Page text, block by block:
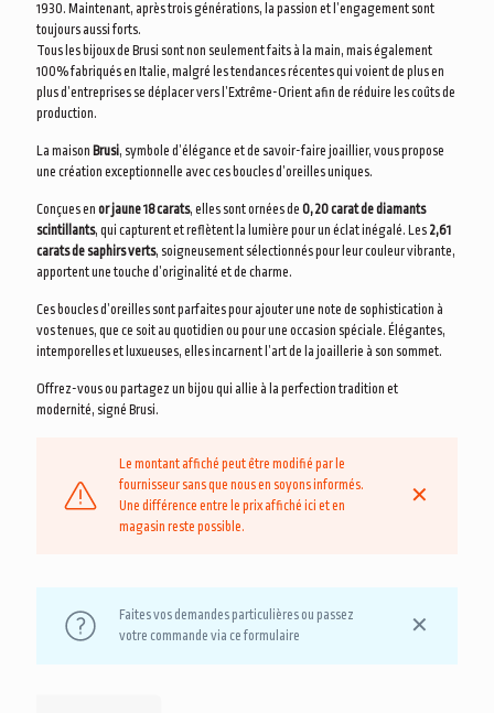
1930. Maintenant, après trois générations, la passion et l’engagement sont
toujours aussi forts.
Tous les bijoux de Brusi sont non seulement faits à la main, mais également
100% fabriqués en Italie, malgré les tendances récentes qui voient de plus en
plus d’entreprises se déplacer vers l’Extrême-Orient afin de réduire les coûts de
production.
La maison Brusi, symbole d’élégance et de savoir-faire joaillier, vous propose
une création exceptionnelle avec ces boucles d’oreilles uniques.
Conçues en or jaune 18 carats, elles sont ornées de 0,20 carat de diamants
scintillants, qui capturent et reflètent la lumière pour un éclat inégalé. Les 2,61
carats de saphirs verts, soigneusement sélectionnés pour leur couleur vibrante,
apportent une touche d’originalité et de charme.
Ces boucles d’oreilles sont parfaites pour ajouter une note de sophistication à
vos tenues, que ce soit au quotidien ou pour une occasion spéciale. Élégantes,
intemporelles et luxueuses, elles incarnent l’art de la joaillerie à son sommet.
Offrez-vous ou partagez un bijou qui allie à la perfection tradition et
modernité, signé Brusi.
Le montant affiché peut être modifié par le
fournisseur sans que nous en soyons informés.
Une différence entre le prix affiché ici et en
magasin reste possible.
✕
Faites vos demandes particulières ou passez
votre commande via ce formulaire
✕